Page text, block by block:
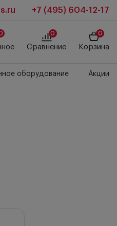
+7 (495) 604-12-17
0
Сравнение
0
Корзина
оборудование Акции